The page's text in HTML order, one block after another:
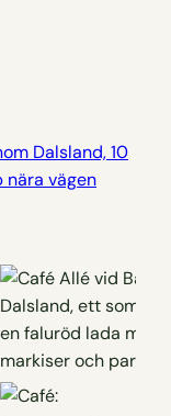
Dalsland, 10
vägen